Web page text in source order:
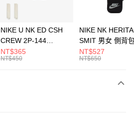
NIKE U NK ED CSH
CREW 2P-144
EMBRDY 男女 短統襪
FZ3073133
NT$365
NT$450
NIKE NK
SMIT 男女 側背
BA5871010
NT$527
NT$650